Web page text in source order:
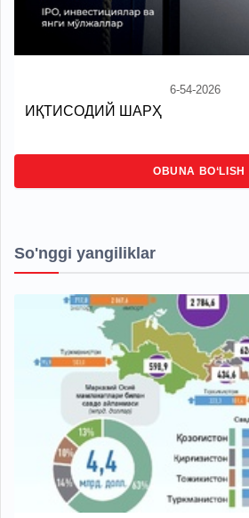
6-54-2026
ИҚТИСОДИЙ ШАРҲ
OBUNA BO‘LISH
So'nggi yangiliklar